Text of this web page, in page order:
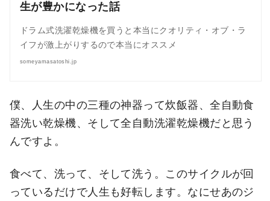
生が豊かになった話
ドラム式洗濯乾燥機を買うと本当にクオリティ・オブ・ラ
イフが激上がりするので本当にオススメ
someyamasatoshi.jp
僕、人生の中の三種の神器って炊飯器、全自動食
器洗い乾燥機、そして全自動洗濯乾燥機だと思う
んですよ。
食べて、洗って、そして洗う。このサイクルが回
っているだけで人生も好転します。なにせあのジ